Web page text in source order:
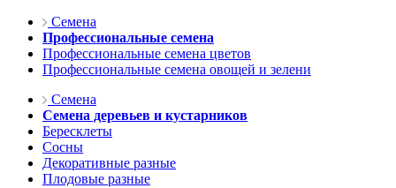
Семена
Профессиональные семена
Профессиональные семена цветов
Профессиональные семена овощей и зелени
Семена
Семена деревьев и кустарников
Бересклеты
Сосны
Декоративные разные
Плодовые разные